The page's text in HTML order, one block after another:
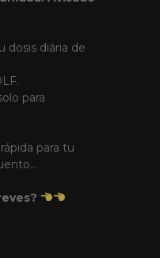
dosis diária de
para
para tu
...
?